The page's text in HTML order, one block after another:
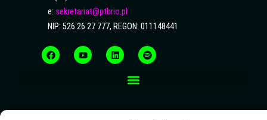
e: sekretariat@ptbrio.pl
NIP: 526 26 27 777, REGON: 011148441
a
c
e
o
u
t
i
n
k
p
o
t